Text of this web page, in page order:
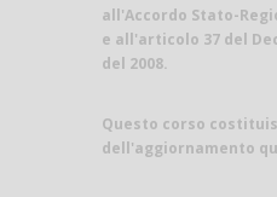
all'Accordo Stato-
e all'articolo 37 del
del 2008.
Questo corso
dell'aggiornamento